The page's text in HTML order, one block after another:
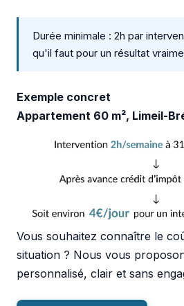
Durée minimale : 2h par
qu'il faut pour un résultat
Exemple concret
Appartement 60 m², Limeil-
Vous souhaitez connaître le
situation ? Nous vous
personnalisé, clair et sans